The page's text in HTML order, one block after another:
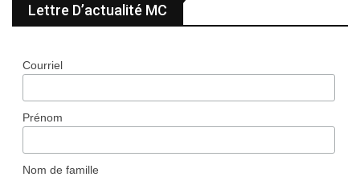
Lettre D’actualité MC
Courriel
Prénom
Nom de famille